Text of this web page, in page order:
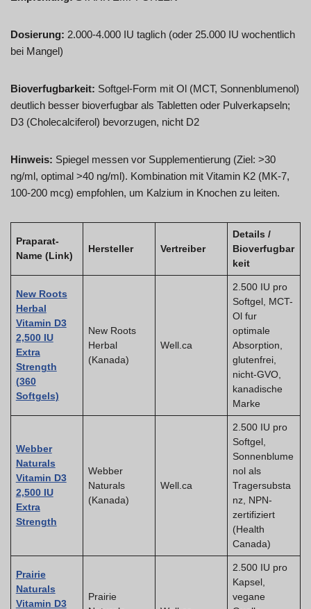
Dosierung: 2.000-4.000 IU taglich (oder 25.000 IU wochentlich
bei Mangel)
Bioverfugbarkeit: Softgel-Form mit Ol (MCT, Sonnenblumenol)
deutlich besser bioverfugbar als Tabletten oder Pulverkapseln;
D3 (Cholecalciferol) bevorzugen, nicht D2
Hinweis: Spiegel messen vor Supplementierung (Ziel: >30
ng/ml, optimal >40 ng/ml). Kombination mit Vitamin K2 (MK-7,
100-200 mcg) empfohlen, um Kalzium in Knochen zu leiten.
Praparat-
Name (Link)
Hersteller Vertreiber
Details /
Bioverfugbar
keit
New Roots
Herbal
Vitamin D3
2,500 IU
Extra
Strength
(360
Softgels)
New Roots
Herbal
(Kanada)
Well.ca
2.500 IU pro
Softgel, MCT-
Ol fur
optimale
Absorption,
glutenfrei,
nicht-GVO,
kanadische
Marke
Webber
Naturals
Vitamin D3
2,500 IU
Extra
Strength
Webber
Naturals
(Kanada)
Well.ca
2.500 IU pro
Softgel,
Sonnenblume
nol als
Tragersubsta
nz, NPN-
zertifiziert
(Health
Canada)
Prairie
Naturals
Vitamin D3
Prairie
2.500 IU pro
Kapsel,
vegane